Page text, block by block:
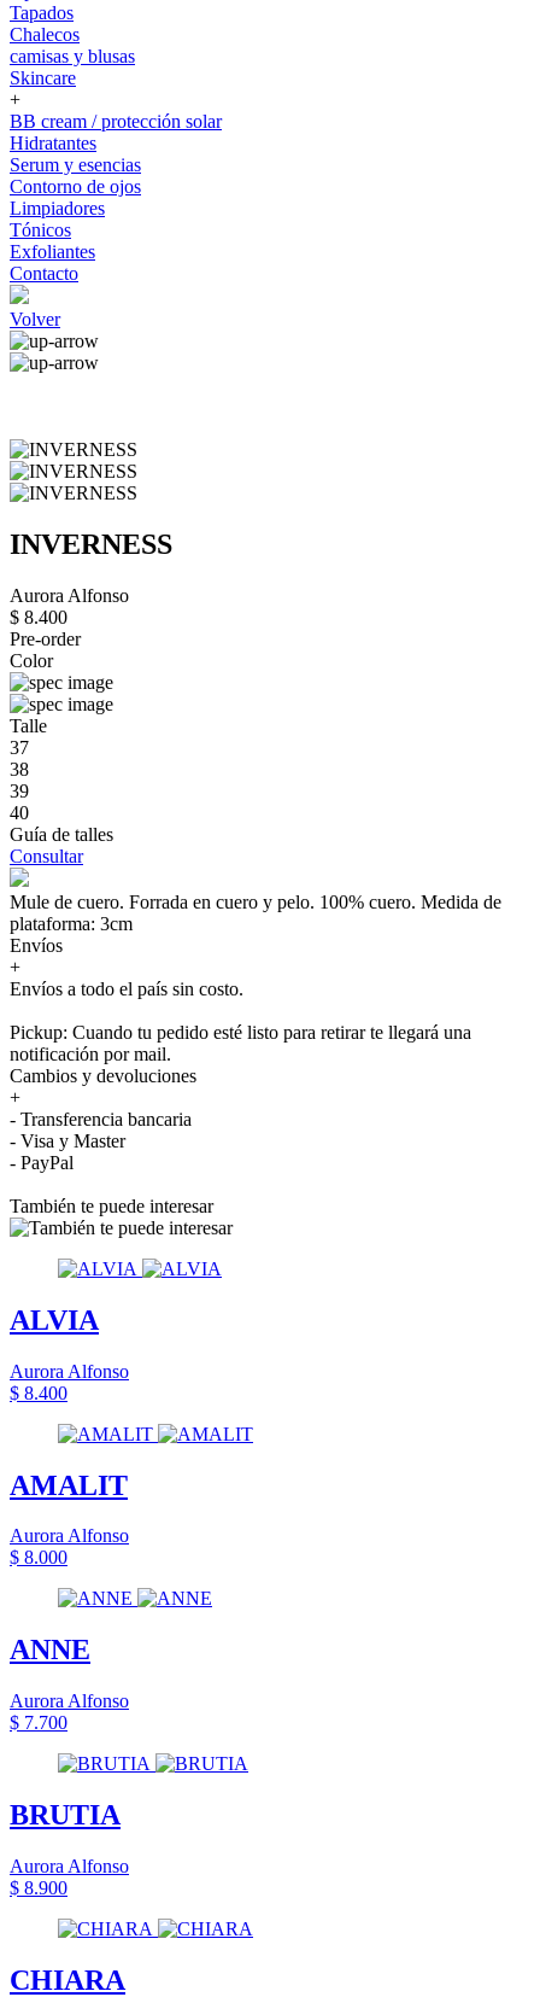
Tapados
Chalecos
camisas y blusas
Skincare
+
BB cream / protección solar
Hidratantes
Serum y esencias
Contorno de ojos
Limpiadores
Tónicos
Exfoliantes
Contacto
Volver
INVERNESS
Aurora Alfonso
$ 8.400
Pre-order
Color
Talle
37
38
39
40
Guía de talles
Consultar
Mule de cuero. Forrada en cuero y pelo. 100% cuero. Medida de
plataforma: 3cm
Envíos
+
Envíos a todo el país sin costo.
Pickup: Cuando tu pedido esté listo para retirar te llegará una
notificación por mail.
Cambios y devoluciones
+
- Transferencia bancaria
- Visa y Master
- PayPal
También te puede interesar
ALVIA
Aurora Alfonso
$ 8.400
AMALIT
Aurora Alfonso
$ 8.000
ANNE
Aurora Alfonso
$ 7.700
BRUTIA
Aurora Alfonso
$ 8.900
CHIARA